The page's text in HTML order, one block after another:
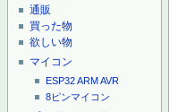
通販
買った物
欲しい物
マイコン
ESP32ARMAVR
8ピンマイコン